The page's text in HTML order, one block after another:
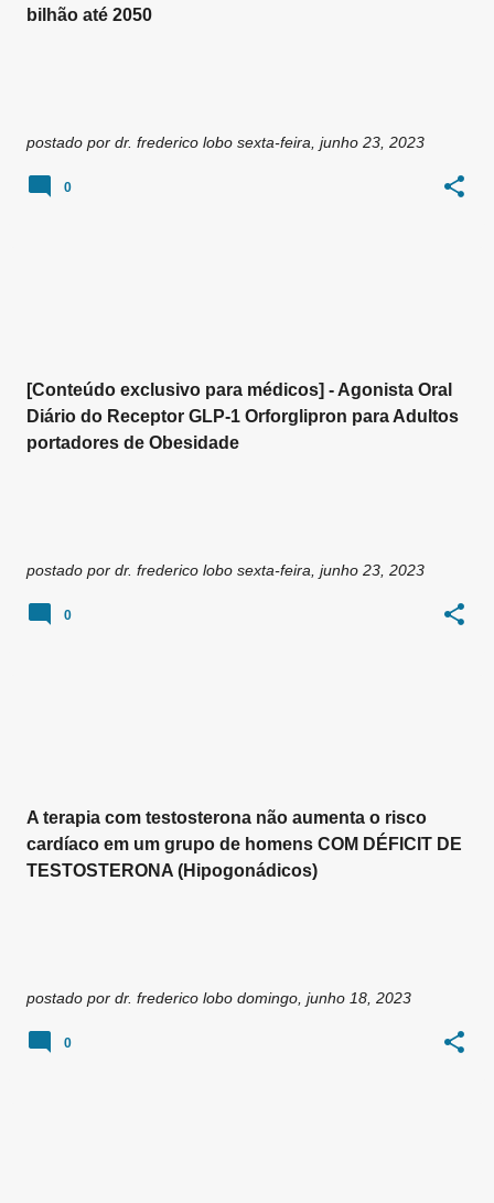
bilhão até 2050
postado por dr. frederico lobo sexta-feira, junho 23, 2023
0
[Conteúdo exclusivo para médicos] - Agonista Oral
Diário do Receptor GLP-1 Orforglipron para Adultos
portadores de Obesidade
postado por dr. frederico lobo sexta-feira, junho 23, 2023
0
A terapia com testosterona não aumenta o risco
cardíaco em um grupo de homens COM DÉFICIT DE
TESTOSTERONA (Hipogonádicos)
postado por dr. frederico lobo domingo, junho 18, 2023
0